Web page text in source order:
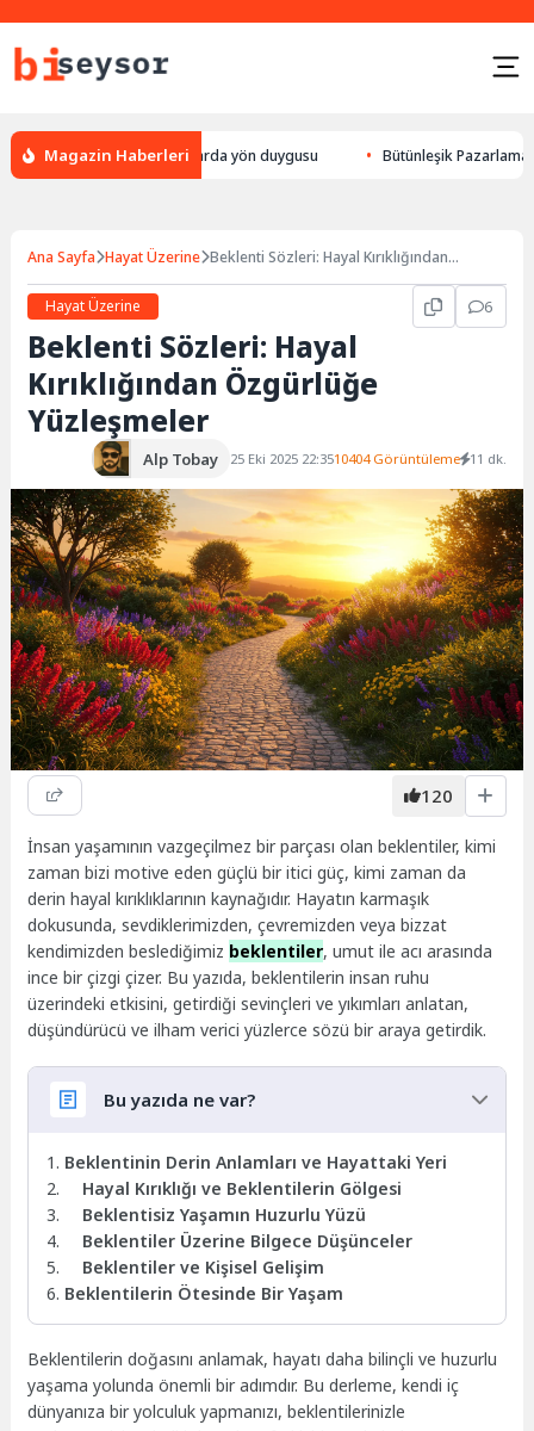
Magazin Haberleri
bulması, hayvanlarda yön duygusu Bütünleşik Pazarlama:
Ana Sayfa Hayat Üzerine Beklenti Sözleri: Hayal Kırıklığından
Hayat Üzerine
6
Beklenti Sözleri: Hayal
Kırıklığından Özgürlüğe
Yüzleşmeler
Alp Tobay 25 Eki 2025 22:3510404 Görüntüleme 11 dk.
120
İnsan yaşamının vazgeçilmez bir parçası olan beklentiler, kimi
zaman bizi motive eden güçlü bir itici güç, kimi zaman da
derin hayal kırıklıklarının kaynağıdır. Hayatın karmaşık
dokusunda, sevdiklerimizden, çevremizden veya bizzat
kendimizden beslediğimiz beklentiler, umut ile acı arasında
ince bir çizgi çizer. Bu yazıda, beklentilerin insan ruhu
üzerindeki etkisini, getirdiği sevinçleri ve yıkımları anlatan,
düşündürücü ve ilham verici yüzlerce sözü bir araya getirdik.
Bu yazıda ne var?
Beklentinin Derin Anlamları ve Hayattaki Yeri
Hayal Kırıklığı ve Beklentilerin Gölgesi
Beklentisiz Yaşamın Huzurlu Yüzü
Beklentiler Üzerine Bilgece Düşünceler
Beklentiler ve Kişisel Gelişim
Beklentilerin Ötesinde Bir Yaşam
Beklentilerin doğasını anlamak, hayatı daha bilinçli ve huzurlu
yaşama yolunda önemli bir adımdır. Bu derleme, kendi iç
dünyanıza bir yolculuk yapmanızı, beklentilerinizle